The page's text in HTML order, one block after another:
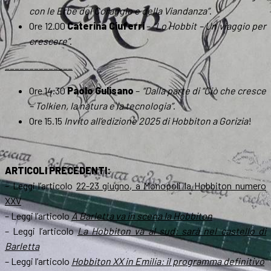
con le Erbe del Coraggio e della Viandanza”.
Ore 12.00Caterina Ciuferri–“Lo Hobbit – Un viaggio per
crescere”.
______________
Ore 14.30Paolo Gulisano – “Dalla parte di “Ciò che cresce
– Tolkien, la natura e la tecnologia”.
Ore 15.15 Invito all’edizione 2025 di Hobbiton a Gorizia!
ARTICOLI PRECEDENTI:
– Leggi l’articolo 22-23 giugno, a Monopoli la Hobbiton numero
XXV
– Leggi l’articoloA Barletta va in scena la Hobbiton
– Leggi l’articoloLa Hobbiton va al sud: sarà nel castello di
Barletta
– Leggi l’articolo Hobbiton XX in Emilia: il programma definitivo